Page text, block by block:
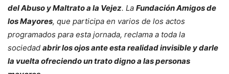
del Abuso y Maltrato a la Vejez. La Fundación Amigos de
los Mayores, que participa en varios de los actos
programados para esta jornada, reclama a toda la
sociedad abrir los ojos ante esta realidad invisible y darle
la vuelta ofreciendo un trato digno a las personas